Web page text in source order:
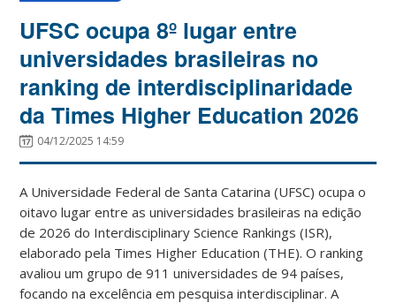
UFSC ocupa 8º lugar entre
universidades brasileiras no
ranking de interdisciplinaridade
da Times Higher Education 2026
04/12/2025 14:59
A Universidade Federal de Santa Catarina (UFSC) ocupa o
oitavo lugar entre as universidades brasileiras na edição
de 2026 do Interdisciplinary Science Rankings (ISR),
elaborado pela Times Higher Education (THE). O ranking
avaliou um grupo de 911 universidades de 94 países,
focando na excelência em pesquisa interdisciplinar. A